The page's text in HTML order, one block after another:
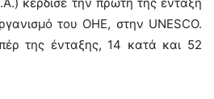
του ΟΗΕ, στην UNESCO.
της ένταξης, 14 κατά και 52